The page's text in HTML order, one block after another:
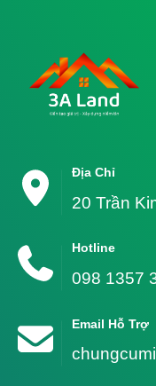
Địa Chỉ
20 Trần
Hotline
098 1357
Email Hỗ Trợ